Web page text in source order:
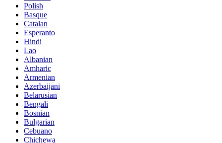
Polish
Basque
Catalan
Esperanto
Hindi
Lao
Albanian
Amharic
Armenian
Azerbaijani
Belarusian
Bengali
Bosnian
Bulgarian
Cebuano
Chichewa